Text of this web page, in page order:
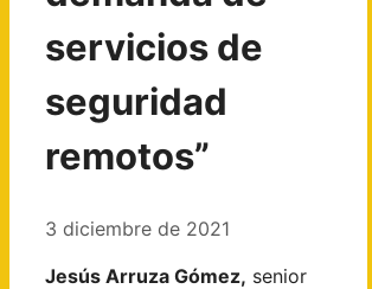
servicios de
seguridad
remotos”
3 diciembre de 2021
Jesús Arruza Gómez, senior